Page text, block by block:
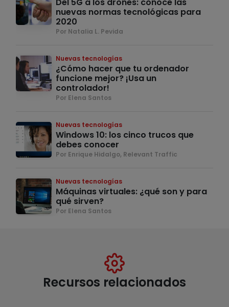
Del 5G a los drones: conoce las
nuevas normas tecnológicas para
2020
Por Natalia L. Pevida
Nuevas tecnologías
¿Cómo hacer que tu ordenador
funcione mejor? ¡Usa un
controlador!
Por Elena Santos
Nuevas tecnologías
Windows 10: los cinco trucos que
debes conocer
Por Enrique Hidalgo, Relevant Traffic
Nuevas tecnologías
Máquinas virtuales: ¿qué son y para
qué sirven?
Por Elena Santos
Recursos relacionados